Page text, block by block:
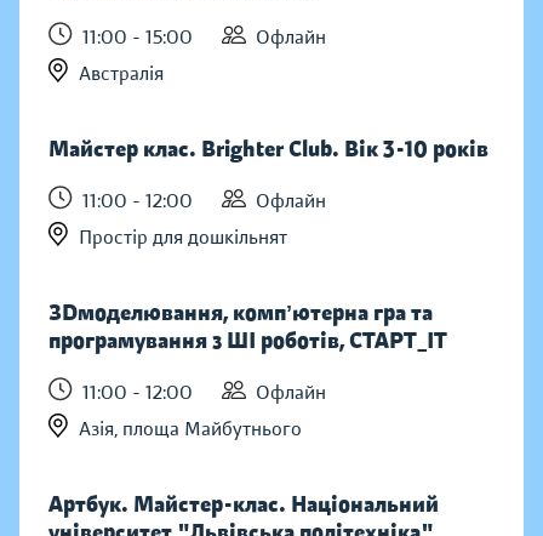
11:00 - 15:00
Офлайн
Австралія
Майстер клас. Brighter Club. Вік 3-10 років
11:00 - 12:00
Офлайн
Простір для дошкільнят
ЗDмоделювання, компʼютерна гра та
програмування з ШІ роботів, СТАРТ_ІТ
11:00 - 12:00
Офлайн
Азія, площа Майбутнього
Артбук. Майстер-клас. Національний